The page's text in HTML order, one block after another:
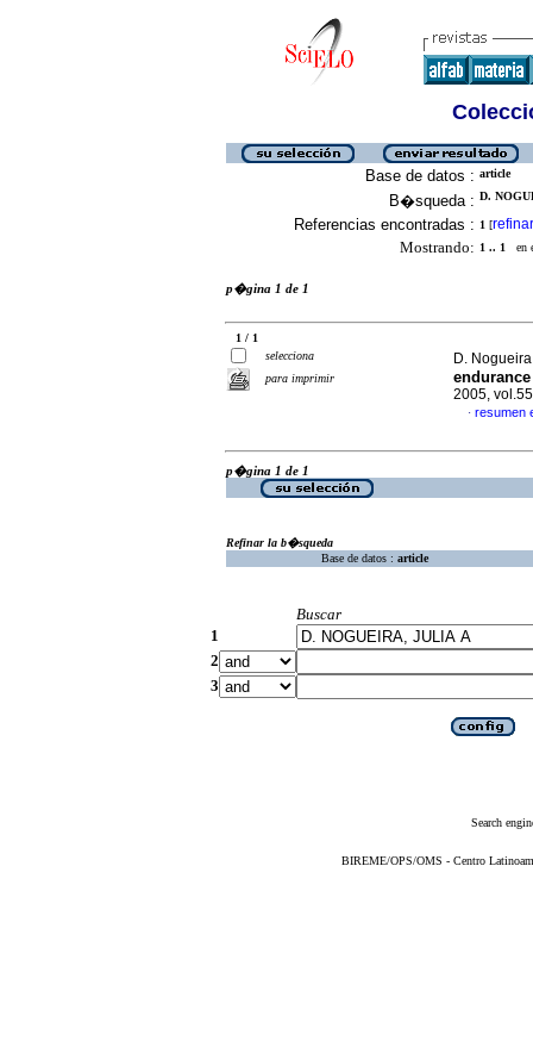
Base de datos : article
B�squeda : D.
Referencias encontradas : 1 [refinar
Mostrando: 1 .. 1 en
p�gina 1 de 1
1 / 1
selecciona
para imprimir
D.
2005,
· resumen
p�gina 1 de 1
Refinar la b�squeda
Base de datos : article
Buscar
1
2
3
Search
BIREME/OPS/OMS - Centro